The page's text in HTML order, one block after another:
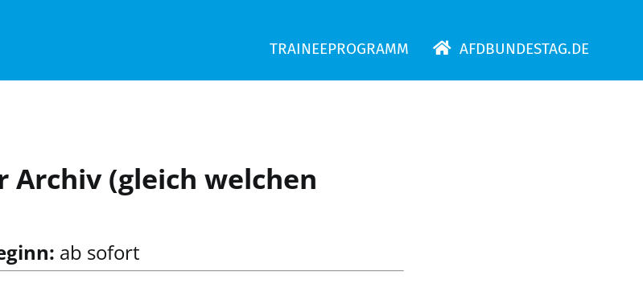
TRAINEEPROGRAMM AFDBUNDESTAG.DE
Archiv (gleich welchen
ab sofort